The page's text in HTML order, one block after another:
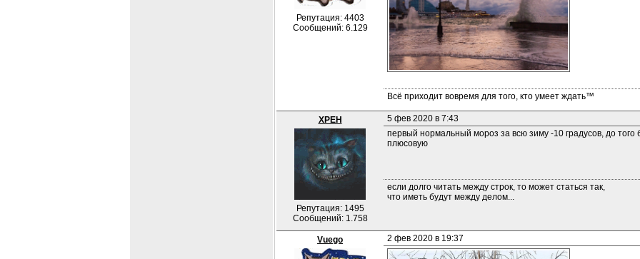
Репутация: 4403
Сообщений: 6.129
Всё приходит вовремя для того, кто умеет ждать™
XPEH
Репутация: 1495
Сообщений: 1.758
5 фев 2020 в 7:43
первый нормальный мороз за всю зиму -10 градусов, до
плюсовую
если долго читать между строк, то может статься так,
что иметь будут между делом...
Vuego 2 фев 2020 в 19:37